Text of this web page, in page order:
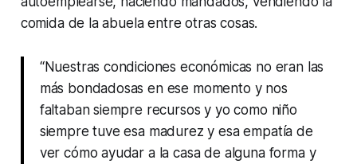
comida de la abuela entre otras cosas.
“Nuestras condiciones económicas no eran las
más bondadosas en ese momento y nos
faltaban siempre recursos y yo como niño
siempre tuve esa madurez y esa empatía de
ver cómo ayudar a la casa de alguna forma y